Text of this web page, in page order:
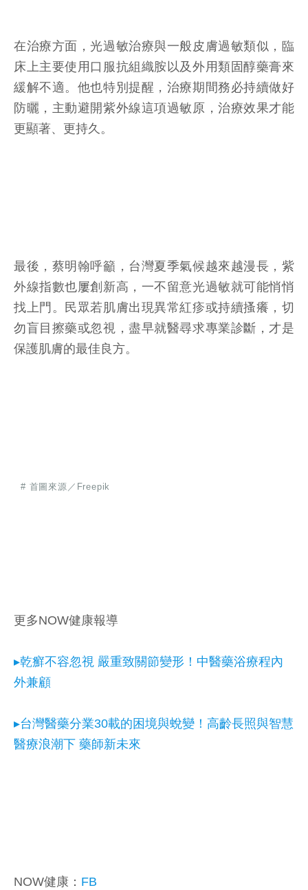
在治療方面，光過敏治療與一般皮膚過敏類似，臨
床上主要使用口服抗組織胺以及外用類固醇藥膏來
緩解不適。他也特別提醒，治療期間務必持續做好
防曬，主動避開紫外線這項過敏原，治療效果才能
更顯著、更持久。
最後，蔡明翰呼籲，台灣夏季氣候越來越漫長，紫
外線指數也屢創新高，一不留意光過敏就可能悄悄
找上門。民眾若肌膚出現異常紅疹或持續搔癢，切
勿盲目擦藥或忽視，盡早就醫尋求專業診斷，才是
保護肌膚的最佳良方。
# 首圖來源／Freepik
更多NOW健康報導
▸乾癬不容忽視 嚴重致關節變形！中醫藥浴療程內
外兼顧
▸台灣醫藥分業30載的困境與蛻變！高齡長照與智慧
醫療浪潮下 藥師新未來
NOW健康： FB